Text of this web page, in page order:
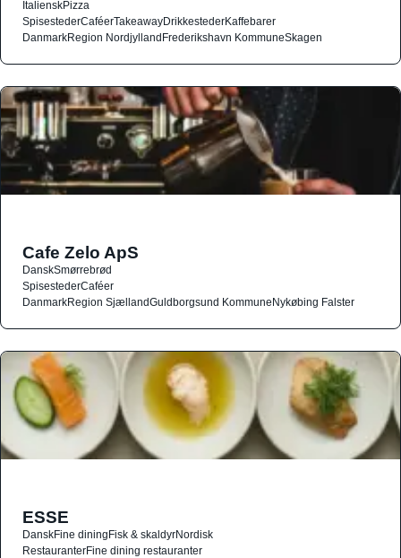
ItalienskPizza
SpisestederCaféerTakeawayDrikkestederKaffebarer
DanmarkRegion NordjyllandFrederikshavn KommuneSkagen
Cafe Zelo ApS
DanskSmørrebrød
SpisestederCaféer
DanmarkRegion SjællandGuldborgsund KommuneNykøbing Falster
ESSE
DanskFine diningFisk & skaldyrNordisk
RestauranterFine dining restauranter